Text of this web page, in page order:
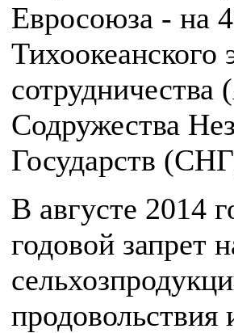
Евросоюза - на
Тихоокеанского
Содружества
Государств
В августе 2014
годовой запрет